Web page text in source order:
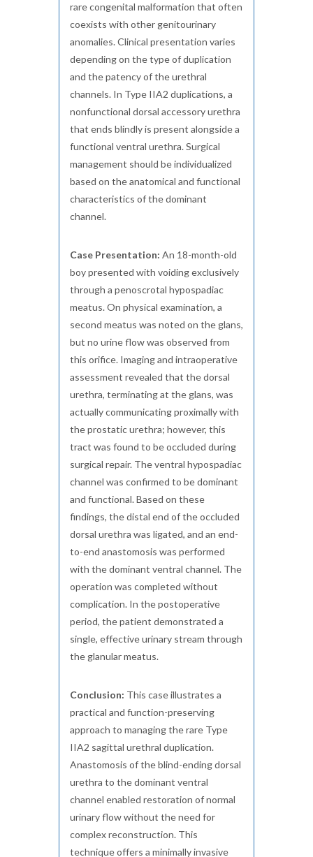
rare congenital malformation that often
coexists with other genitourinary
anomalies. Clinical presentation varies
depending on the type of duplication
and the patency of the urethral
channels. In Type IIA2 duplications, a
nonfunctional dorsal accessory urethra
that ends blindly is present alongside a
functional ventral urethra. Surgical
management should be individualized
based on the anatomical and functional
characteristics of the dominant
channel.
Case Presentation: An 18-month-old
boy presented with voiding exclusively
through a penoscrotal hypospadiac
meatus. On physical examination, a
second meatus was noted on the glans,
but no urine flow was observed from
this orifice. Imaging and intraoperative
assessment revealed that the dorsal
urethra, terminating at the glans, was
actually communicating proximally with
the prostatic urethra; however, this
tract was found to be occluded during
surgical repair. The ventral hypospadiac
channel was confirmed to be dominant
and functional. Based on these
findings, the distal end of the occluded
dorsal urethra was ligated, and an end-
to-end anastomosis was performed
with the dominant ventral channel. The
operation was completed without
complication. In the postoperative
period, the patient demonstrated a
single, effective urinary stream through
the glanular meatus.
Conclusion: This case illustrates a
practical and function-preserving
approach to managing the rare Type
IIA2 sagittal urethral duplication.
Anastomosis of the blind-ending dorsal
urethra to the dominant ventral
channel enabled restoration of normal
urinary flow without the need for
complex reconstruction. This
technique offers a minimally invasive